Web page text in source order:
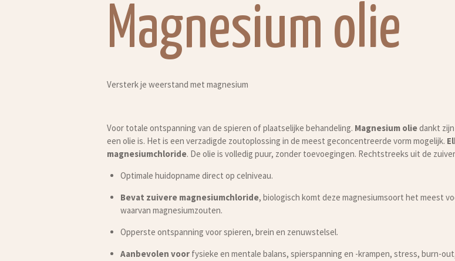
Magnesium olie
Versterk je weerstand met magnesium
Voor totale ontspanning van de spieren of plaatselijke behandeling. Magnesium oliedankt
een olie is. Het is een verzadigde zoutoplossing in de meest geconcentreerde vorm mogelijk.
magnesiumchloride. De olie is volledig puur, zonder toevoegingen. Rechtstreeks uit de
Optimale huidopname direct op celniveau.
Bevat zuivere magnesiumchloride, biologisch komt deze magnesiumsoort het meest
waarvan magnesiumzouten.
Opperste ontspanning voor spieren, brein en zenuwstelsel.
Aanbevolen voor fysieke en mentale balans, spierspanning en -krampen, stress, burn-